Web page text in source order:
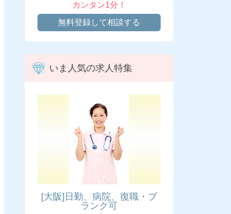
カンタン1分！
無料登録して相談する
いま人気の求人特集
[大阪]日勤、病院、復職・ブ
ランク可